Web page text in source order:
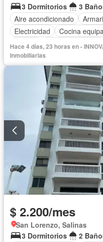
3 Dormitorios
3
Aire acondicionado
Electricidad
Cocina
Jacuzzi
Vista panorámica
Área para niños
Acceso
Jardín
Garita de
Gimnasio
Completamente amoblado
Hace 4 días, 23 horas en -
Inmobiliarias
$ 2.200/mes
San Lorenzo, Salinas
3 Dormitorios
2